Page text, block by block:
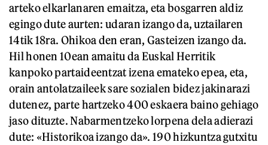
arteko elkarlanaren emaitza, eta bosgarren aldiz
egingo dute aurten: udaran izango da, uztailaren
14tik 18ra. Ohikoa den eran, Gasteizen izango da.
Hil honen 10ean amaitu da Euskal Herritik
kanpoko partaideentzat izena emateko epea, eta,
orain antolatzaileek sare sozialen bidez jakinarazi
dutenez, parte hartzeko 400 eskaera baino gehiago
jaso dituzte. Nabarmentzeko lorpena dela adierazi
dute: «Historikoa izango da». 190 hizkuntza gutxitu